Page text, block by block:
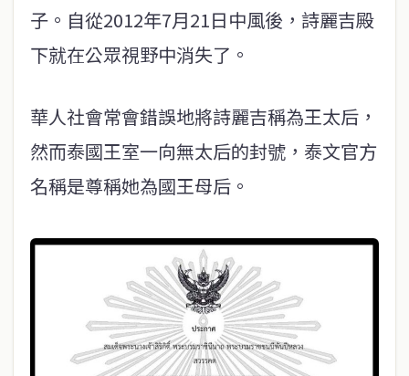
子。自從2012年7月21日中風後，詩麗吉殿
下就在公眾視野中消失了。
華人社會常會錯誤地將詩麗吉稱為王太后，
然而泰國王室一向無太后的封號，泰文官方
名稱是尊稱她為國王母后。